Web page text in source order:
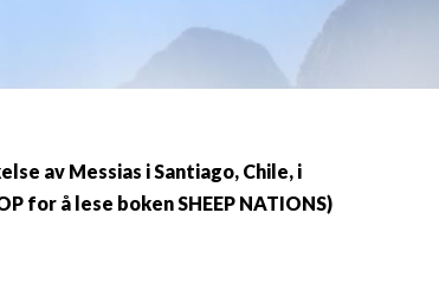
av Messias i Santiago, Chile, i
for å lese boken SHEEP NATIONS)